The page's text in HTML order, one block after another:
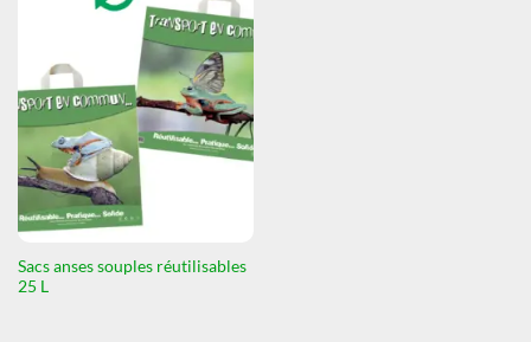
Sacs anses souples réutilisables
25 L